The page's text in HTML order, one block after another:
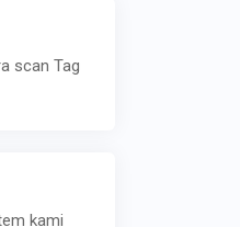
scan Tag
kami